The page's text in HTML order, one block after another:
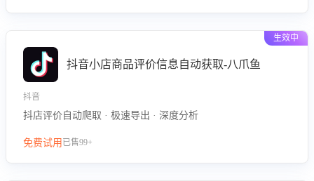
生效中
抖音小店商品评价信息自动获取-八爪鱼
抖音
抖店评价自动爬取 · 极速导出 · 深度分析
免费试用 已售99+